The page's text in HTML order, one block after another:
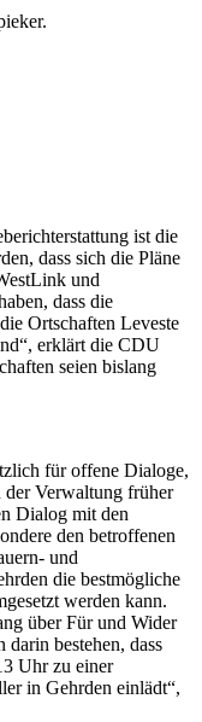
ist die
dass sich die Pläne
und
dass die
Ortschaften Leveste
erklärt die CDU
seien bislang
für offene Dialoge,
der Verwaltung früher
Dialog mit den
den betroffenen
und
die bestmögliche
werden kann.
über Für und Wider
bestehen, dass
Uhr zu einer
in Gehrden einlädt“,